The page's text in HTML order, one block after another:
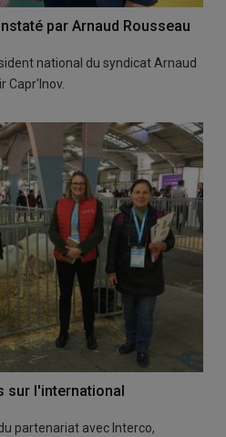
par Arnaud Rousseau
national du syndicat Arnaud
Capr'Inov.
sur l'international
partenariat avec Interco,